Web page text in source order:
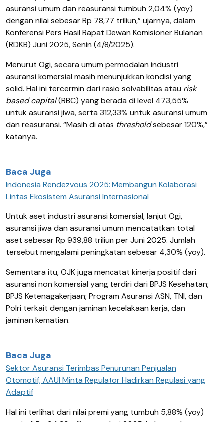
asuransi umum dan reasuransi tumbuh 2,04% (yoy)
dengan nilai sebesar Rp 78,77 triliun,” ujarnya, dalam
Konferensi Pers Hasil Rapat Dewan Komisioner Bulanan
(RDKB) Juni 2025, Senin (4/8/2025).
Menurut Ogi, secara umum permodalan industri
asuransi komersial masih menunjukkan kondisi yang
solid. Hal ini tercermin dari rasio solvabilitas atau risk
based capital(RBC) yang berada di level 473,55%
untuk asuransi jiwa, serta 312,33% untuk asuransi umum
dan reasuransi. “Masih di atas thresholdsebesar 120%,”
katanya.
Baca Juga
Indonesia Rendezvous 2025: Membangun Kolaborasi
Lintas Ekosistem Asuransi Internasional
Untuk aset industri asuransi komersial, lanjut Ogi,
asuransi jiwa dan asuransi umum mencatatkan total
aset sebesar Rp 939,88 triliun per Juni 2025. Jumlah
tersebut mengalami peningkatan sebesar 4,30% (yoy).
Sementara itu, OJK juga mencatat kinerja positif dari
asuransi non komersial yang terdiri dari BPJS Kesehatan;
BPJS Ketenagakerjaan; Program Asuransi ASN, TNI, dan
Polri terkait dengan jaminan kecelakaan kerja, dan
jaminan kematian.
Baca Juga
Sektor Asuransi Terimbas Penurunan Penjualan
Otomotif, AAUI Minta Regulator Hadirkan Regulasi yang
Adaptif
Hal ini terlihat dari nilai premi yang tumbuh 5,88% (yoy)